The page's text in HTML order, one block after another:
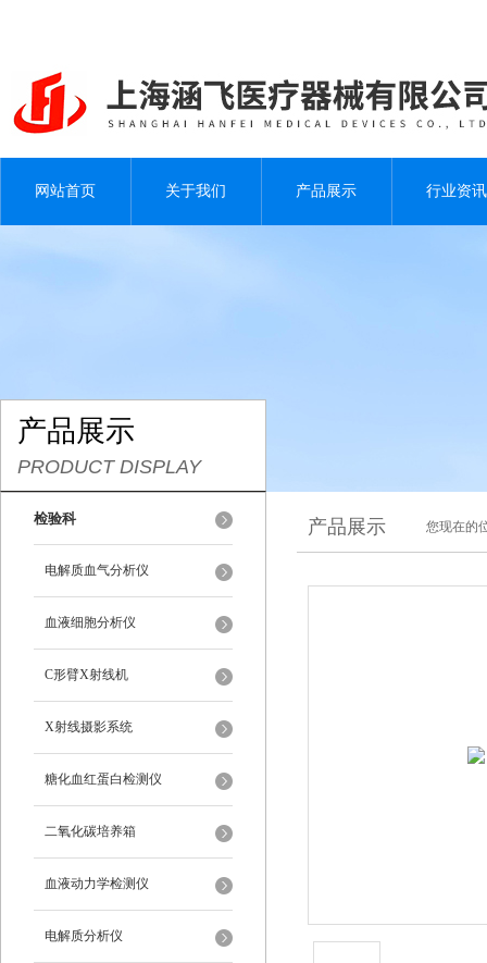
网站首页 关于我们 产品展示 行业资讯
产品展示
PRODUCT DISPLAY
检验科
电解质血气分析仪
血液细胞分析仪
C形臂X射线机
X射线摄影系统
糖化血红蛋白检测仪
二氧化碳培养箱
血液动力学检测仪
电解质分析仪
产品展示 您现在的